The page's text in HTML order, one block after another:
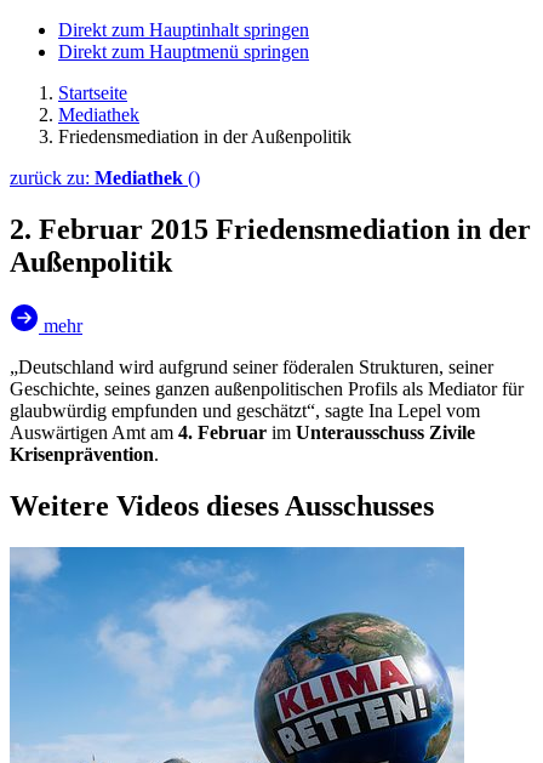
Direkt zum Hauptinhalt springen
Direkt zum Hauptmenü springen
Startseite
Mediathek
Friedensmediation in der Außenpolitik
zurück zu: Mediathek ()
2. Februar 2015 Friedensmediation in der
Außenpolitik
mehr
„Deutschland wird aufgrund seiner föderalen Strukturen, seiner
Geschichte, seines ganzen außenpolitischen Profils als Mediator für
glaubwürdig empfunden und geschätzt“, sagte Ina Lepel vom
Auswärtigen Amt am 4. Februar im Unterausschuss Zivile
Krisenprävention.
Weitere Videos dieses Ausschusses